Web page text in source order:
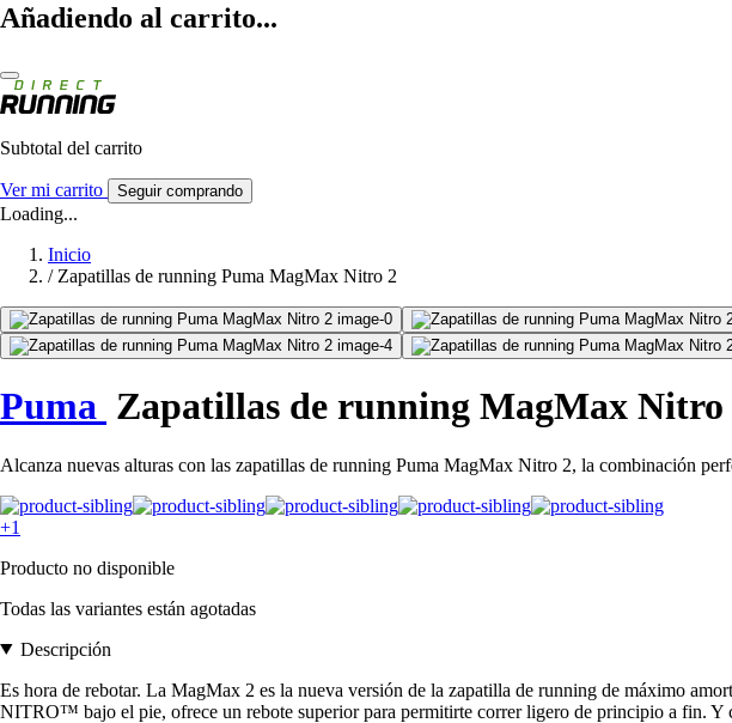
Añadiendo al carrito...
Subtotal del carrito
Ver mi carrito Seguir comprando
Loading...
Inicio
/ Zapatillas de running Puma MagMax Nitro 2
Puma Zapatillas de running MagMax Nitro
Alcanza nuevas alturas con las zapatillas de running Puma MagMax Nitro 2, la combinación
+1
Producto no disponible
Todas las variantes están agotadas
Descripción
Es hora de rebotar. La MagMax 2 es la nueva versión de la zapatilla de running de máximo
NITRO™ bajo el pie, ofrece un rebote superior para permitirte correr ligero de principio a fin.